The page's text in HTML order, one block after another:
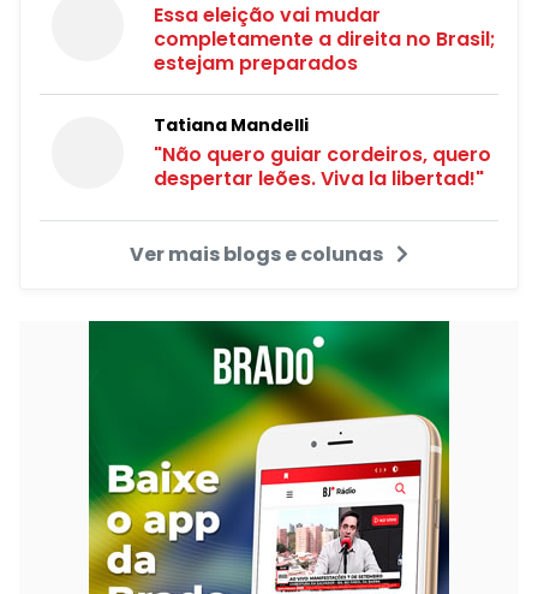
Essa eleição vai mudar
completamente a direita no Brasil;
estejam preparados
Tatiana Mandelli
"Não quero guiar cordeiros, quero
despertar leões. Viva la libertad!"
Ver mais blogs e colunas